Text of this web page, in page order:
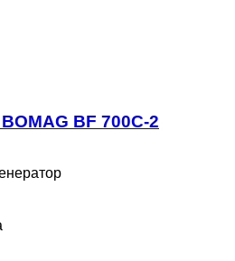
BF 700C-2